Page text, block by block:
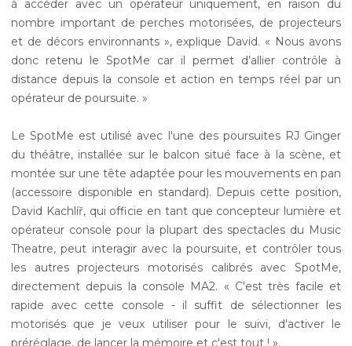
à accéder avec un opérateur uniquement, en raison du
nombre important de perches motorisées, de projecteurs
et de décors environnants », explique David. « Nous avons
donc retenu le SpotMe car il permet d’allier contrôle à
distance depuis la console et action en temps réel par un
opérateur de poursuite. »
Le SpotMe est utilisé avec l'une des poursuites RJ Ginger
du théâtre, installée sur le balcon situé face à la scène, et
montée sur une tête adaptée pour les mouvements en pan
(accessoire disponible en standard). Depuis cette position,
David Kachlíř, qui officie en tant que concepteur lumière et
opérateur console pour la plupart des spectacles du Music
Theatre, peut interagir avec la poursuite, et contrôler tous
les autres projecteurs motorisés calibrés avec SpotMe,
directement depuis la console MA2. « C'est très facile et
rapide avec cette console - il suffit de sélectionner les
motorisés que je veux utiliser pour le suivi, d'activer le
préréglage, de lancer la mémoire et c'est tout ! ».